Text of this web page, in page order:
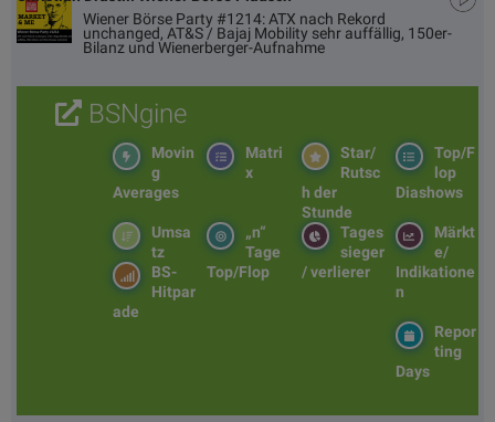
Wiener Börse Party #1214: ATX nach Rekord
unchanged, AT&S / Bajaj Mobility sehr auffällig, 150er-
Bilanz und Wienerberger-Aufnahme
BSNgine
Top/F
lop
Diashows
Star/
Rutsc
h der
Stunde
Matri
x
Movin
g
Averages
Märkt
e/
Indikatione
n
Tages
sieger
/ verlierer
„n“
Tage
Top/Flop
Umsa
tz
BS-
Hitpar
ade
Repor
ting
Days